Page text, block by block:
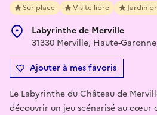
Sur place Visite libre Jardin
Labyrinthe de Merville
31330 Merville, Haute-
Ajouter à mes favoris
Le Labyrinthe du Château de
découvrir un jeu scénarisé au cœur